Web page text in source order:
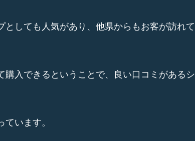
しても人気があり、他県からもお客が訪れて
入できるということで、良い口コミがあるシ
います。